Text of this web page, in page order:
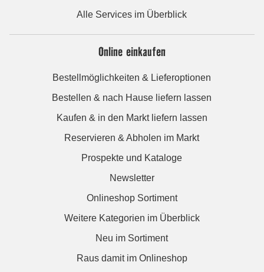
Alle Services im Überblick
Online einkaufen
Bestellmöglichkeiten & Lieferoptionen
Bestellen & nach Hause liefern lassen
Kaufen & in den Markt liefern lassen
Reservieren & Abholen im Markt
Prospekte und Kataloge
Newsletter
Onlineshop Sortiment
Weitere Kategorien im Überblick
Neu im Sortiment
Raus damit im Onlineshop